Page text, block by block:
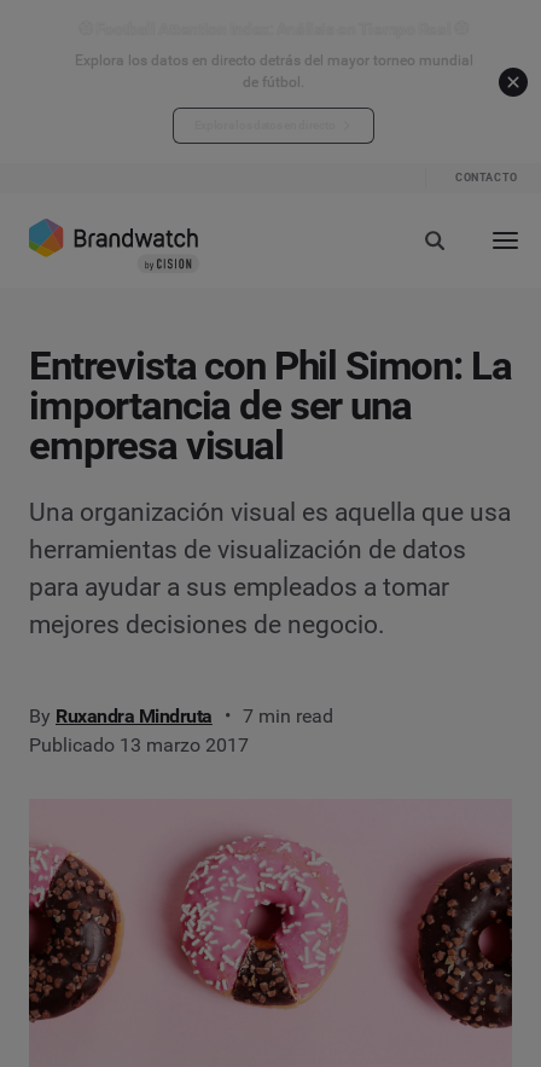
Explora los datos en directo detrás del mayor torneo mundial
de fútbol.
CONTACTO
Entrevista con Phil Simon: La
importancia de ser una
empresa visual
Una organización visual es aquella que usa
herramientas de visualización de datos
para ayudar a sus empleados a tomar
mejores decisiones de negocio.
By Ruxandra Mindruta
7 min read
Publicado 13 marzo 2017